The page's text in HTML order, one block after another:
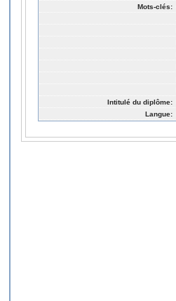
Mots-clés:
Intitulé du diplôme:
Langue: